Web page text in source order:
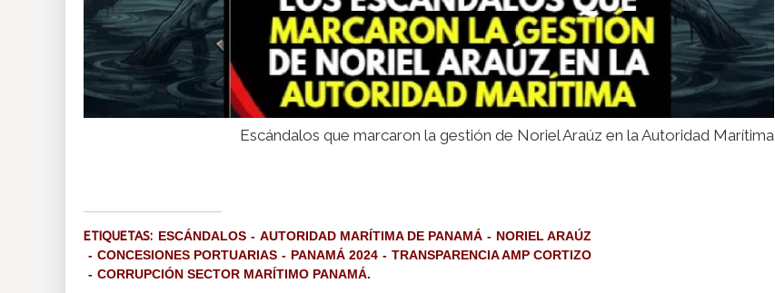
Escándalos que marcaron la gestión de Noriel Araúz en la Autoridad Marítima
ETIQUETAS: ESCÁNDALOS AUTORIDAD MARÍTIMA DE PANAMÁ
NORIEL ARAÚZ
CONCESIONES PORTUARIAS
PANAMÁ 2024
TRANSPARENCIA AMP CORTIZO
CORRUPCIÓN SECTOR MARÍTIMO PANAMÁ.